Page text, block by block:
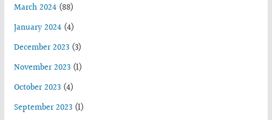
March 2024(88)
January 2024(4)
December 2023(3)
November 2023(1)
October 2023(4)
September 2023(1)